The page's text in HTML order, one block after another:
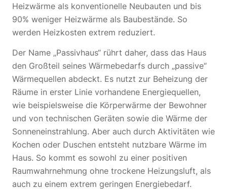
Heizwärme als konventionelle Neubauten und bis
90% weniger Heizwärme als Baubestände. So
werden Heizkosten extrem reduziert.
Der Name „Passivhaus“ rührt daher, dass das Haus
den Großteil seines Wärmebedarfs durch „passive“
Wärmequellen abdeckt. Es nutzt zur Beheizung der
Räume in erster Linie vorhandene Energiequellen,
wie beispielsweise die Körperwärme der Bewohner
und von technischen Geräten sowie die Wärme der
Sonneneinstrahlung. Aber auch durch Aktivitäten wie
Kochen oder Duschen entsteht nutzbare Wärme im
Haus. So kommt es sowohl zu einer positiven
Raumwahrnehmung ohne trockene Heizungsluft, als
auch zu einem extrem geringen Energiebedarf.